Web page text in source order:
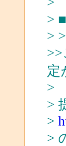
>
>
定
>
>
>
>